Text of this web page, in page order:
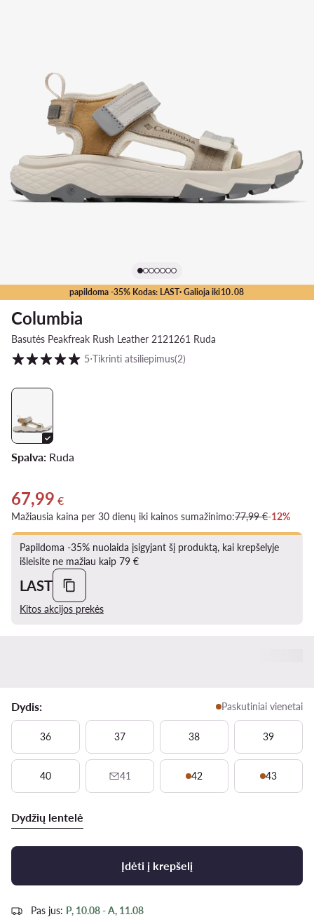
papildoma -35% Kodas: LAST· Galioja iki10.08
Columbia
Basutės Peakfreak Rush Leather 2121261 Ruda
Klientų įvertinimai skalėje nuo 1 iki 5
5⋅Tikrinti atsiliepimus(2)
Spalva: Ruda
Dabartinė kaina 67,99 €
67,99 €
Mažiausia kaina per 30 dienų iki kainos sumažinimo:77,99 €-12%
Papildoma -35% nuolaida įsigyjant šį produktą, kai krepšelyje
išleisite ne mažiau kaip 79 €
LAST
Kitos akcijos prekės
Dydis: Paskutiniai vienetai
36 37 38 39
40 41 42 43
Dydžių lentelė
Įdėti į krepšelį
Pas jus: P, 10.08 - A, 11.08